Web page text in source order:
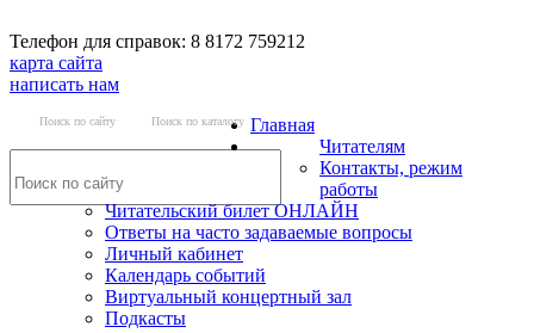
Телефон для справок: 8 8172 759212
карта сайта
написать нам
Поиск по сайту Поиск по каталогу Главная
Читателям
Контакты, режим
работы
Читательский билет ОНЛАЙН
Ответы на часто задаваемые вопросы
Личный кабинет
Календарь событий
Виртуальный концертный зал
Подкасты